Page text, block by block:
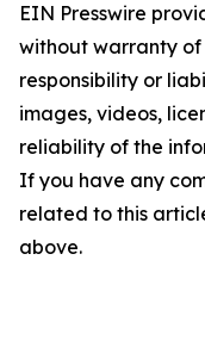
EIN Presswire
without warranty of
responsibility or
images, videos,
reliability of the
If you have any
related to this
above.